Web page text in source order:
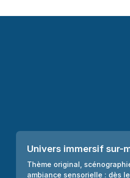
Univers immersif sur-
Thème original,
ambiance sensorielle : dès